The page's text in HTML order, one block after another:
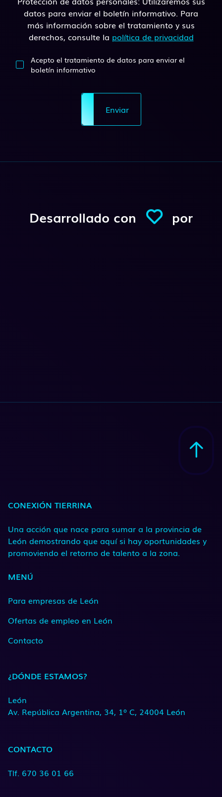
datos para enviar el boletín informativo. Para
más información sobre el tratamiento y sus
derechos, consulte la política de privacidad
Acepto el tratamiento de datos para enviar el
boletín informativo
Enviar
Desarrollado con por
CONEXIÓN TIERRINA
Una acción que nace para sumar a la provincia de
León demostrando que aquí si hay oportunidades y
promoviendo el retorno de talento a la zona.
MENÚ
Para empresas de León
Ofertas de empleo en León
Contacto
¿DÓNDE ESTAMOS?
León
Av. República Argentina, 34, 1º C, 24004 León
CONTACTO
Tlf. 670 36 01 66